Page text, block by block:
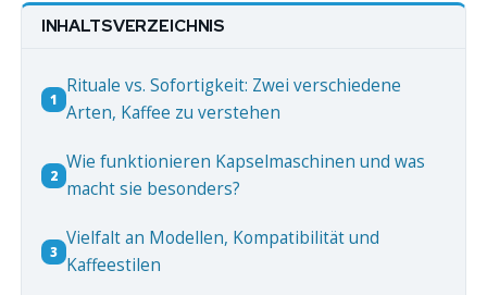
INHALTSVERZEICHNIS
1
Rituale vs. Sofortigkeit: Zwei verschiedene
Arten, Kaffee zu verstehen
2
Wie funktionieren Kapselmaschinen und was
macht sie besonders?
3
Vielfalt an Modellen, Kompatibilität und
Kaffeestilen